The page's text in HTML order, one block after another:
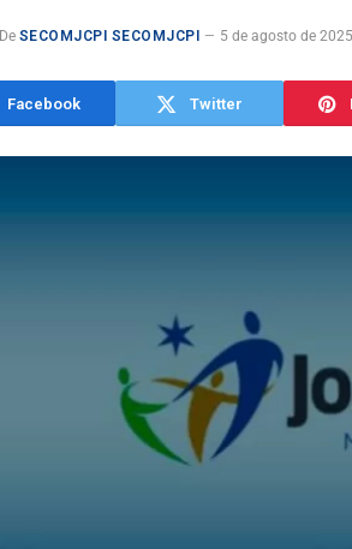
De SECOMJCPI SECOMJCPI 5 de agosto de 2025
Facebook Twitter